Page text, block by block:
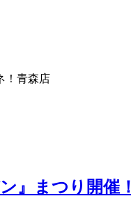
！青森店
』まつり開催！